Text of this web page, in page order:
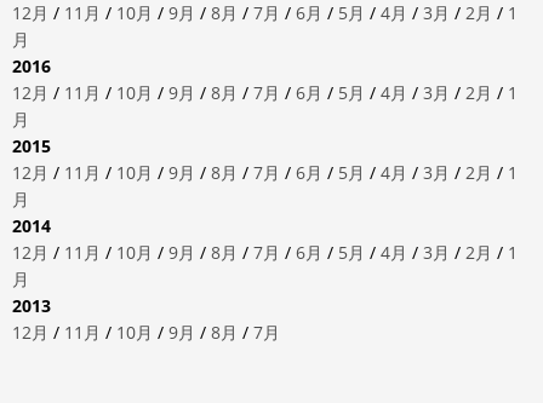
12月 / 11月 / 10月 / 9月 / 8月 / 7月 / 6月 / 5月 / 4月 / 3月 / 2月 / 1
月
2016
12月 / 11月 / 10月 / 9月 / 8月 / 7月 / 6月 / 5月 / 4月 / 3月 / 2月 / 1
月
2015
12月 / 11月 / 10月 / 9月 / 8月 / 7月 / 6月 / 5月 / 4月 / 3月 / 2月 / 1
月
2014
12月 / 11月 / 10月 / 9月 / 8月 / 7月 / 6月 / 5月 / 4月 / 3月 / 2月 / 1
月
2013
12月 / 11月 / 10月 / 9月 / 8月 / 7月